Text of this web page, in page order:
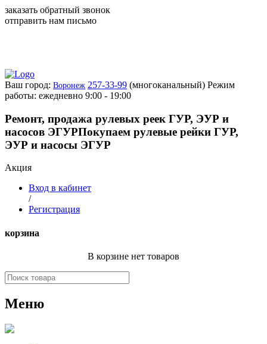
заказать обратный звонок
отправить нам письмо
Ваш город: Воронеж 257-33-99 (многоканальный) Режим
работы: ежедневно 9:00 - 19:00
Ремонт, продажа рулевых реек ГУР, ЭУР и
насосов ЭГУРПокупаем рулевые рейки ГУР,
ЭУР и насосы ЭГУР
Акция
Вход в кабинет
/
Регистрация
корзина
В корзине нет товаров
Меню